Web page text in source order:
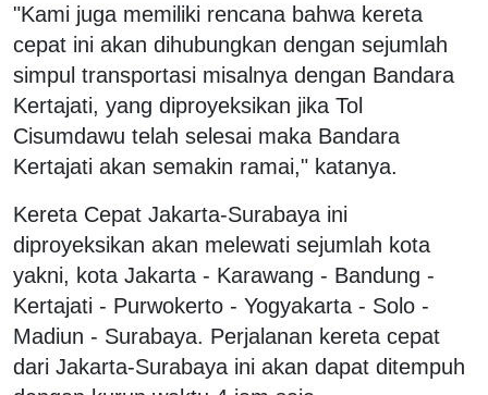
"Kami juga memiliki rencana bahwa kereta
cepat ini akan dihubungkan dengan sejumlah
simpul transportasi misalnya dengan Bandara
Kertajati, yang diproyeksikan jika Tol
Cisumdawu telah selesai maka Bandara
Kertajati akan semakin ramai," katanya.
Kereta Cepat Jakarta-Surabaya ini
diproyeksikan akan melewati sejumlah kota
yakni, kota Jakarta - Karawang - Bandung -
Kertajati - Purwokerto - Yogyakarta - Solo -
Madiun - Surabaya. Perjalanan kereta cepat
dari Jakarta-Surabaya ini akan dapat ditempuh